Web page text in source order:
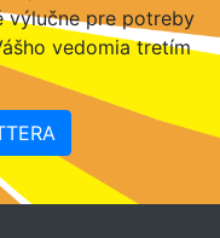
výlučne pre potreby
vedomia tretím